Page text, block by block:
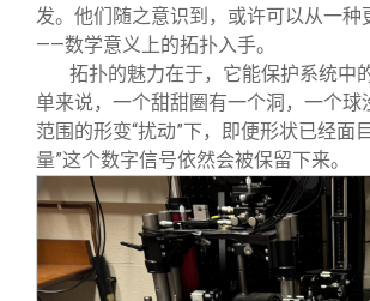
发。他们随之意识到，或许可以从一种
——数学意义上的拓扑入手。
拓扑的魅力在于，它能保护系统中
单来说，一个甜甜圈有一个洞，一个球
范围的形变“扰动”下，即便形状已经面
量”这个数字信号依然会被保留下来。